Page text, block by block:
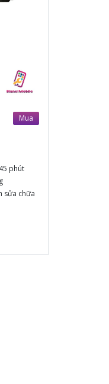
Mua
phút
sửa chữa